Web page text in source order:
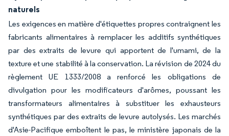
naturels
Les exigences en matière d'étiquettes propres contraignent les
fabricants alimentaires à remplacer les additifs synthétiques
par des extraits de levure qui apportent de l'umami, de la
texture et une stabilité à la conservation. La révision de 2024 du
règlement UE 1333/2008 a renforcé les obligations de
divulgation pour les modificateurs d'arômes, poussant les
transformateurs alimentaires à substituer les exhausteurs
synthétiques par des extraits de levure autolysés. Les marchés
d'Asie-Pacifique emboîtent le pas, le ministère japonais de la